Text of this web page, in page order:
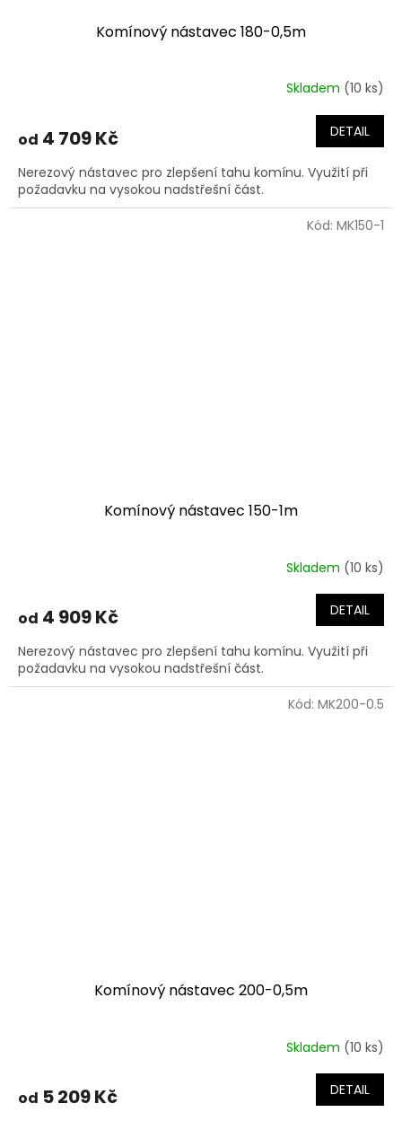
Komínový nástavec 180-0,5m
Skladem (10 ks)
od 4 709 Kč DETAIL
Nerezový nástavec pro zlepšení tahu komínu. Využití při
požadavku na vysokou nadstřešní část.
Komínový nástavec 150-1m
Skladem (10 ks)
od 4 909 Kč DETAIL
Nerezový nástavec pro zlepšení tahu komínu. Využití při
požadavku na vysokou nadstřešní část.
Kód: MK150-1
Komínový nástavec 200-0,5m
Skladem (10 ks)
od 5 209 Kč DETAIL
Kód: MK200-0.5